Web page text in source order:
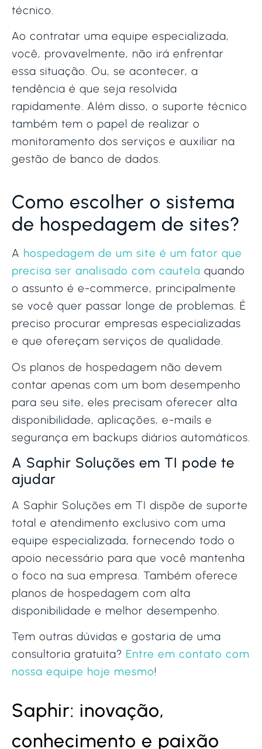
técnico.
Ao contratar uma equipe especializada,
você, provavelmente, não irá enfrentar
essa situação. Ou, se acontecer, a
tendência é que seja resolvida
rapidamente. Além disso, o suporte técnico
também tem o papel de realizar o
monitoramento dos serviços e auxiliar na
gestão de banco de dados.
Como escolher o sistema
de hospedagem de sites?
A hospedagem de um site é um fator que
precisa ser analisado com cautela quando
o assunto é e-commerce, principalmente
se você quer passar longe de problemas. É
preciso procurar empresas especializadas
e que ofereçam serviços de qualidade.
Os planos de hospedagem não devem
contar apenas com um bom desempenho
para seu site, eles precisam oferecer alta
disponibilidade, aplicações, e-mails e
segurança em backups diários automáticos.
A Saphir Soluções em TI pode te
ajudar
A Saphir Soluções em TI dispõe de suporte
total e atendimento exclusivo com uma
equipe especializada, fornecendo todo o
apoio necessário para que você mantenha
o foco na sua empresa. Também oferece
planos de hospedagem com alta
disponibilidade e melhor desempenho.
Tem outras dúvidas e gostaria de uma
consultoria gratuita? Entre em contato com
nossa equipe hoje mesmo!
Saphir: inovação,
conhecimento e paixão